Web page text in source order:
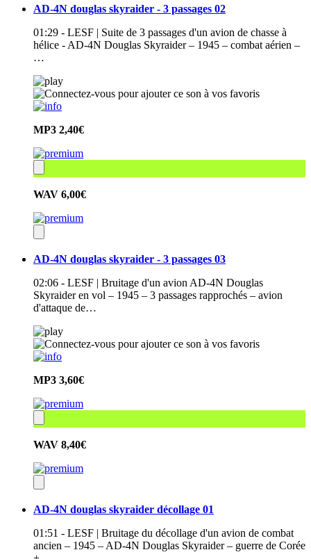
AD-4N douglas skyraider - 3 passages 02
01:29 - LESF | Suite de 3 passages d'un avion de chasse à
hélice - AD-4N Douglas Skyraider – 1945 – combat aérien –
…
MP3 2,40€
WAV 6,00€
AD-4N douglas skyraider - 3 passages 03
02:06 - LESF | Bruitage d'un avion AD-4N Douglas
Skyraider en vol – 1945 – 3 passages rapprochés – avion
d'attaque de…
MP3 3,60€
WAV 8,40€
AD-4N douglas skyraider décollage 01
01:51 - LESF | Bruitage du décollage d'un avion de combat
ancien – 1945 – AD-4N Douglas Skyraider – guerre de Corée